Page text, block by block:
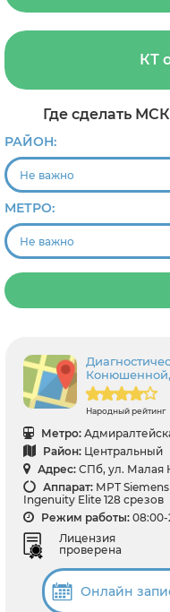
КТ
Где сделать
РАЙОН:
МЕТРО:
Народный рейтинг
Метро:
Район: Центральный
Адрес: СПб, ул. Малая
Аппарат: МРТ Siemens
Ingenuity Elite 128 срезов
Режим работы: 08:00-
Лицензия
проверена
Онлайн